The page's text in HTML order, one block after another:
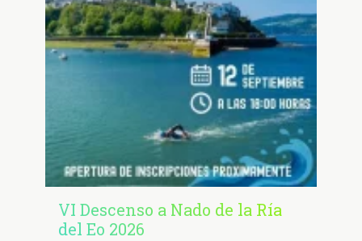
VI Descenso a Nado de la Ría
del Eo 2026